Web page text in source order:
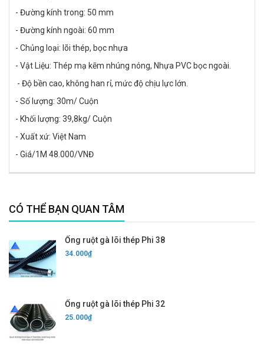
- Đường kính trong: 50 mm
- Đường kính ngoài: 60 mm
- Chủng loại: lõi thép, bọc nhựa
- Vật Liệu: Thép mạ kẽm nhúng nóng, Nhựa PVC bọc ngoài.
- Độ bền cao, không han rỉ, mức độ chịu lực lớn.
- Số lượng: 30m/ Cuộn
- Khối lượng: 39,8kg/ Cuộn
- Xuất xứ: Việt Nam
- Giá/1M 48.000/VNĐ
CÓ THỂ BẠN QUAN TÂM
Ống ruột gà lõi thép Phi 38
34.000₫
Ống ruột gà lõi thép Phi 32
25.000₫